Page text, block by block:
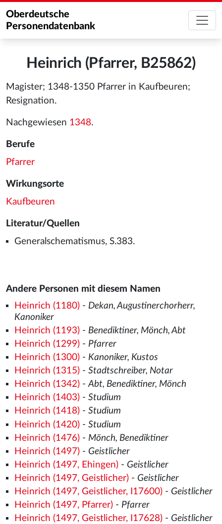
Oberdeutsche
Personendatenbank
Heinrich (Pfarrer, B25862)
Magister; 1348-1350 Pfarrer in Kaufbeuren;
Resignation.
Nachgewiesen 1348.
Berufe
Pfarrer
Wirkungsorte
Kaufbeuren
Literatur/Quellen
Generalschematismus, S.383.
Andere Personen mit diesem Namen
Heinrich (1180)- Dekan, Augustinerchorherr,
Kanoniker
Heinrich (1193)- Benediktiner, Mönch, Abt
Heinrich (1299)- Pfarrer
Heinrich (1300)- Kanoniker, Kustos
Heinrich (1315)- Stadtschreiber, Notar
Heinrich (1342)-Abt, Benediktiner, Mönch
Heinrich (1403)- Studium
Heinrich (1418)- Studium
Heinrich (1420)- Studium
Heinrich (1476)- Mönch, Benediktiner
Heinrich (1497)- Geistlicher
Heinrich (1497, Ehingen)- Geistlicher
Heinrich (1497, Geistlicher)- Geistlicher
Heinrich (1497, Geistlicher, I17600)- Geistlicher
Heinrich (1497, Pfarrer)- Pfarrer
Heinrich (1497, Geistlicher, I17628)- Geistlicher